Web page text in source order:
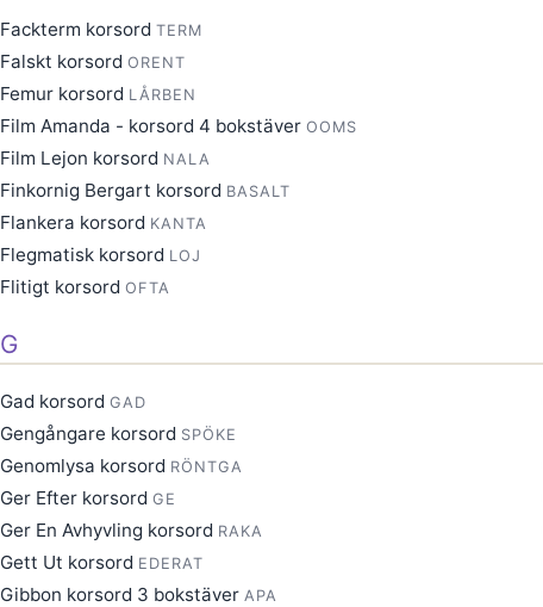
Fackterm korsord TERM
Falskt korsord ORENT
Femur korsord LÅRBEN
Film Amanda - korsord 4 bokstäver OOMS
Film Lejon korsord NALA
Finkornig Bergart korsord BASALT
Flankera korsord KANTA
Flegmatisk korsord LOJ
Flitigt korsord OFTA
G
Gad korsord GAD
Gengångare korsord SPÖKE
Genomlysa korsord RÖNTGA
Ger Efter korsord GE
Ger En Avhyvling korsord RAKA
Gett Ut korsord EDERAT
Gibbon korsord 3 bokstäver APA